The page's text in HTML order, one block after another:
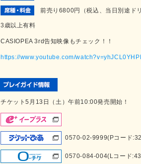
前売り6800円（税込、当日別途ド
3歳以上有料
CASIOPEA 3rd告知映像もチェック！！
https://www.youtube.com/
チケット5月13日（土）午前10:00発売開始！
0570-02-9999(Pコード
0570-084-004(Lコード